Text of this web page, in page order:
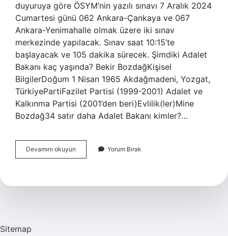
duyuruya göre ÖSYM’nin yazılı sınavı 7 Aralık 2024
Cumartesi günü 062 Ankara-Çankaya ve 067
Ankara-Yenimahalle olmak üzere iki sınav
merkezinde yapılacak. Sınav saat 10:15’te
başlayacak ve 105 dakika sürecek. Şimdiki Adalet
Bakanı kaç yaşında? Bekir BozdağKişisel
BilgilerDoğum 1 Nisan 1965 Akdağmadeni, Yozgat,
TürkiyePartiFazilet Partisi (1999-2001) Adalet ve
Kalkınma Partisi (2001’den beri)Evlilik(ler)Mine
Bozdağ34 satır daha Adalet Bakanı kimler?…
Devamını okuyun
Bakanı
Yorum Bırak
Sitemap